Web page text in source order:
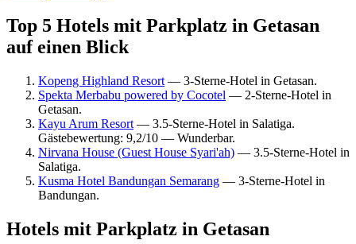
Top 5 Hotels mit Parkplatz in Getasan
auf einen Blick
Kopeng Highland Resort — 3-Sterne-Hotel in Getasan.
Spekta Merbabu powered by Cocotel — 2-Sterne-Hotel in
Getasan.
Kayu Arum Resort — 3.5-Sterne-Hotel in Salatiga.
Gästebewertung: 9,2/10 — Wunderbar.
Nirvana House (Guest House Syari'ah) — 3.5-Sterne-Hotel in
Salatiga.
Kusma Hotel Bandungan Semarang — 3-Sterne-Hotel in
Bandungan.
Hotels mit Parkplatz in Getasan